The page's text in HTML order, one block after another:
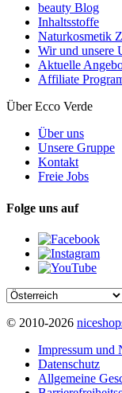
beauty Blog
Inhaltsstoffe
Naturkosmetik
Wir und unsere
Aktuelle
Affiliate
Über Ecco Verde
Über uns
Unsere Gruppe
Kontakt
Freie Jobs
Folge uns auf
© 2010-2026
Impressum und
Datenschutz
Allgemeine